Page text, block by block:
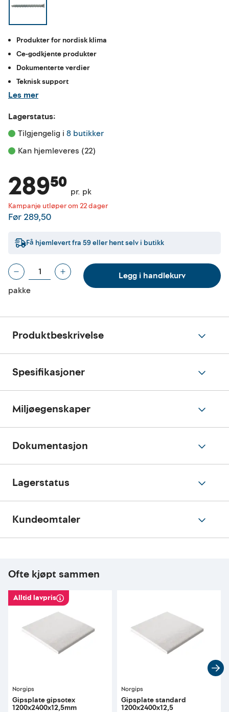
Produkter for nordisk klima
Ce-godkjente produkter
Dokumenterte verdier
Teknisk support
Les mer
Lagerstatus:
Tilgjengelig i 8 butikker
Kan hjemleveres (22)
Kampanje utløper om 22 dager
289⁵⁰ pr. pk
Før 289,50
Få hjemlevert fra 59eller hent selv i butikk
pakke
Legg i handlekurv
Produktbeskrivelse
Spesifikasjoner
Miljøegenskaper
Dokumentasjon
Lagerstatus
Kundeomtaler
Ofte kjøpt sammen
Alltid lavpris
Norgips
Gipsplate gipsotex
1200x2400x12,5mm
Norgips
Gipsplate standard
1200x2400x12,5